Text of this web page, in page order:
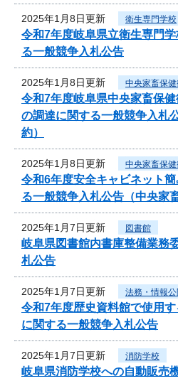
2025年1月8日更新 衛生専門学校
令和7年度岐阜県立衛生専門
る一般競争入札公告
2025年1月8日更新 中央家畜保
令和7年度岐阜県中央家畜保
の調達に関する一般競争入札
約）
2025年1月8日更新 中央家畜保
令和6年度安全キャビネット
る一般競争入札公告（中央家
2025年1月7日更新 図書館
岐阜県図書館内書庫整備業務
札公告
2025年1月7日更新 法務・情報
令和7年度歴史資料館で使用
に関する一般競争入札公告
2025年1月7日更新 消防学校
岐阜県消防学校への自動販売